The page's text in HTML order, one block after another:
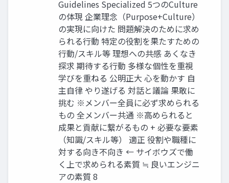
Guidelines Specialized 5つのCulture
の体現 企業理念（Purpose+Culture）
の実現に向けた 問題解決のために求め
られる⾏動 特定の役割を果たすための
⾏動/スキル等 理想への共感 あくなき
探求 期待する⾏動 多様な個性を重視
学びを重ねる 公明正⼤ ⼼を動かす ⾃
主⾃律 やり遂げる 対話と議論 果敢に
挑む ※メンバー全員に必ず求められる
もの 全メンバー共通 ※⾼められると
成果と貢献に繋がるもの + 必要な要素
（知識/スキル等） 適正 役割や職種に
対する向き不向き ← サイボウズで働
く上で求められる素質 ≒ 良いエンジニ
アの素質 8